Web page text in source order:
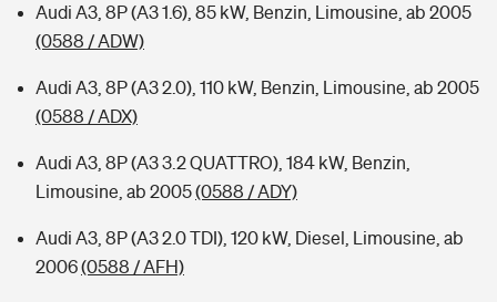
Audi A3, 8P (A3 1.6), 85 kW, Benzin, Limousine, ab 2005
(0588 / ADW)
Audi A3, 8P (A3 2.0), 110 kW, Benzin, Limousine, ab 2005
(0588 / ADX)
Audi A3, 8P (A3 3.2 QUATTRO), 184 kW, Benzin,
Limousine, ab 2005(0588 / ADY)
Audi A3, 8P (A3 2.0 TDI), 120 kW, Diesel, Limousine, ab
2006(0588 / AFH)